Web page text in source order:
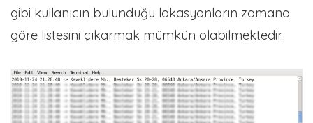
gibi kullanıcın bulunduğu lokasyonların zamana
göre listesini çıkarmak mümkün olabilmektedir.